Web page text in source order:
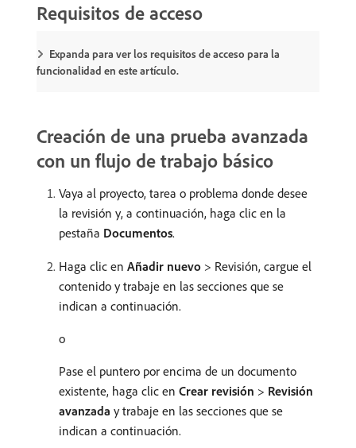
Requisitos de acceso
Expanda para ver los requisitos de acceso para la
funcionalidad en este artículo.
Creación de una prueba avanzada
con un flujo de trabajo básico
Vaya al proyecto, tarea o problema donde desee
la revisión y, a continuación, haga clic en la
pestaña Documentos.
Haga clic en Añadir nuevo > Revisión, cargue el
contenido y trabaje en las secciones que se
indican a continuación.
o
Pase el puntero por encima de un documento
existente, haga clic en Crear revisión > Revisión
avanzada y trabaje en las secciones que se
indican a continuación.